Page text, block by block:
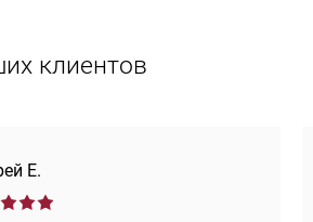
клиентов
Е.